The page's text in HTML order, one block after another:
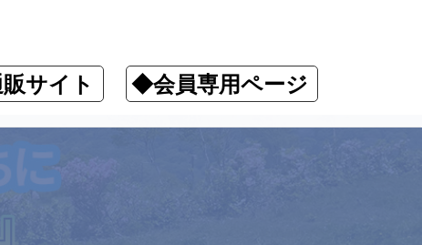
サイト ◆会員専用ページ